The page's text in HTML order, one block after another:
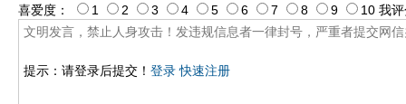
提示：请登录后提交！ 登录 快速注册
喜爱度： 1 2 3 4 5 6 7 8 9 10 我评